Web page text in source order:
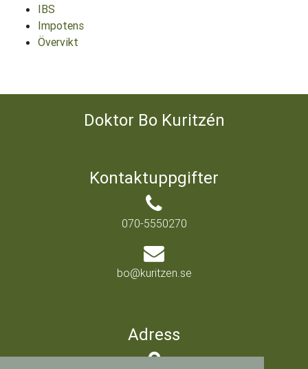
IBS
Impotens
Övervikt
Doktor Bo Kuritzén
Kontaktuppgifter
070-5550270
bo@kuritzen.se
Adress